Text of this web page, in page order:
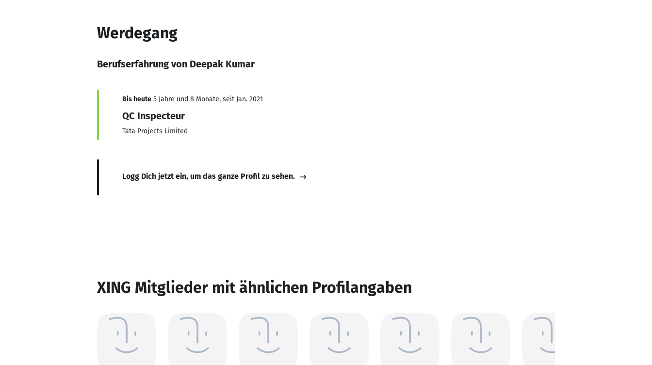
Werdegang
Berufserfahrung von Deepak Kumar
Bis heute 5 Jahre und 8 Monate, seit Jan. 2021
QC Inspecteur
Tata Projects Limited
Logg Dich jetzt ein, um das ganze Profil zu sehen.
XING Mitglieder mit ähnlichen Profilangaben